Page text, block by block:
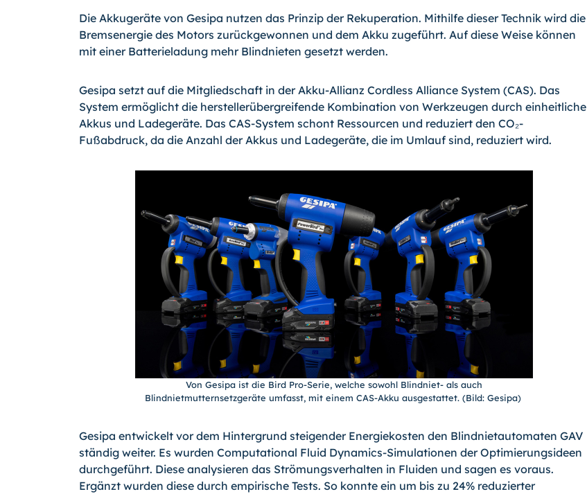
Die Akkugeräte von Gesipa nutzen das Prinzip der Rekuperation. Mithilfe dieser Technik wird die
Bremsenergie des Motors zurückgewonnen und dem Akku zugeführt. Auf diese Weise können
mit einer Batterieladung mehr Blindnieten gesetzt werden.
Gesipa setzt auf die Mitgliedschaft in der Akku-Allianz Cordless Alliance System (CAS). Das
System ermöglicht die herstellerübergreifende Kombination von Werkzeugen durch einheitliche
Akkus und Ladegeräte. Das CAS-System schont Ressourcen und reduziert den CO₂-
Fußabdruck, da die Anzahl der Akkus und Ladegeräte, die im Umlauf sind, reduziert wird.
Von Gesipa ist die Bird Pro-Serie, welche sowohl Blindniet- als auch
Blindnietmutternsetzgeräte umfasst, mit einem CAS-Akku ausgestattet. (Bild: Gesipa)
Gesipa entwickelt vor dem Hintergrund steigender Energiekosten den Blindnietautomaten GAV
ständig weiter. Es wurden Computational Fluid Dynamics-Simulationen der Optimierungsideen
durchgeführt. Diese analysieren das Strömungsverhalten in Fluiden und sagen es voraus.
Ergänzt wurden diese durch empirische Tests. So konnte ein um bis zu 24% reduzierter